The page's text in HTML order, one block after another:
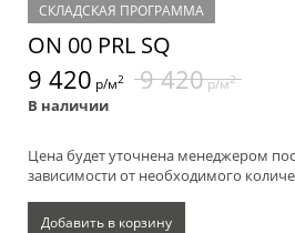
СКЛАДСКАЯ ПРОГРАММА
ON 00 PRL SQ
9 420 р/м2 9 420р/м2
В наличии
Цена будет уточнена менеджером
зависимости от необходимого
Добавить в корзину